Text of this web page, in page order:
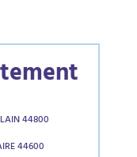
44800
44600